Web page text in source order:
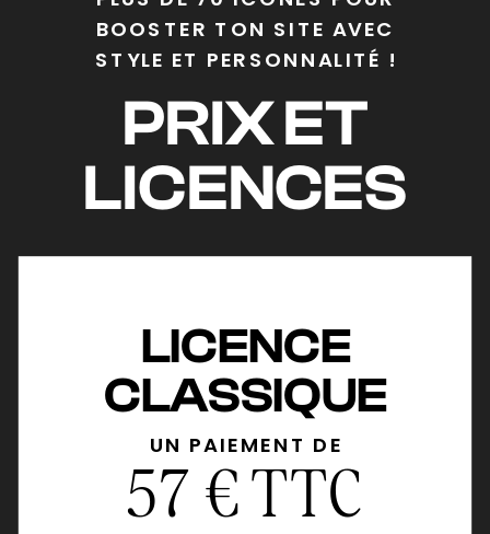
57 € TTC
UN PAIEMENT DE
LICENCE
CLASSIQUE
PRIX ET
LICENCES
BOOSTER TON SITE AVEC
STYLE ET PERSONNALITÉ !